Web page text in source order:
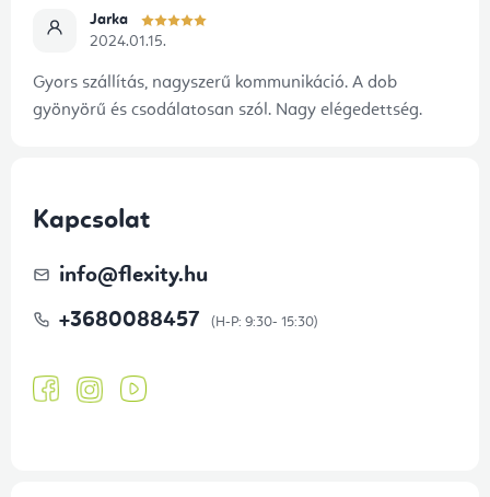
Jarka
2024.01.15.
Gyors szállítás, nagyszerű kommunikáció. A dob
gyönyörű és csodálatosan szól. Nagy elégedettség.
Kapcsolat
info@flexity.hu
+3680088457